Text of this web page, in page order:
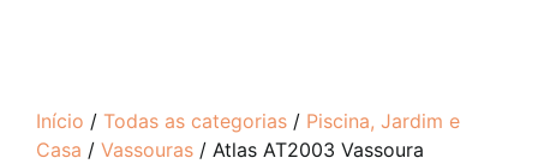
Início / Todas as categorias / Piscina, Jardim e
Casa / Vassouras / Atlas AT2003 Vassoura